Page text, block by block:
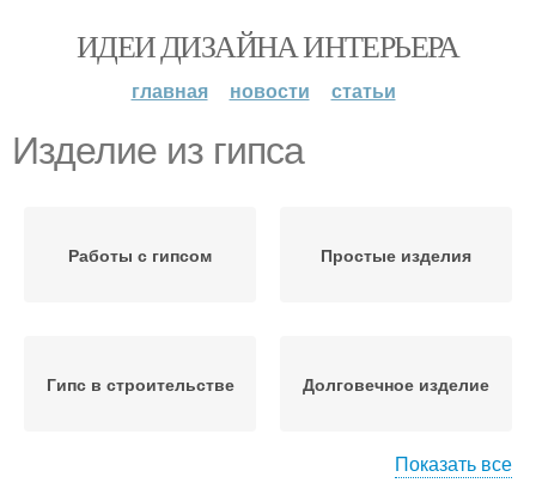
ИДЕИ ДИЗАЙНА ИНТЕРЬЕРА
главная новости статьи
Изделие из гипса
Работы с гипсом Простые изделия
Гипс в строительстве Долговечное изделие
Показать все